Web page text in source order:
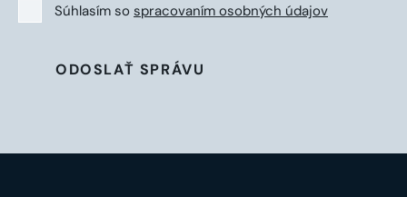
Súhlasím so spracovaním osobných údajov
ODOSLAŤ SPRÁVU